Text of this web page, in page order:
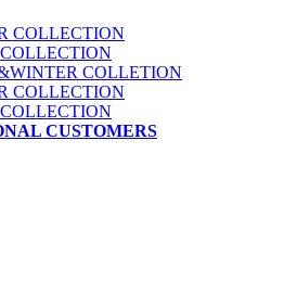
COLLECTION
COLLETION
COLLECTION
CUSTOMERS